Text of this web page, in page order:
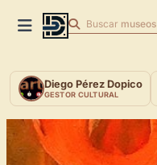
Buscar museos
Diego Pérez Dopico
GESTOR CULTURAL